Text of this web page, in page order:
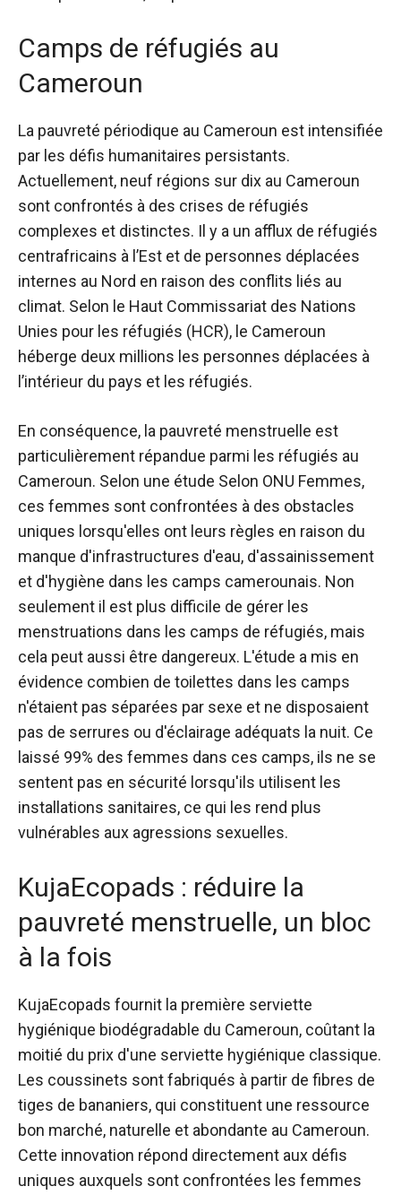
Camps de réfugiés au
Cameroun
La pauvreté périodique au Cameroun est intensifiée
par les défis humanitaires persistants.
Actuellement, neuf régions sur dix au Cameroun
sont confrontés à des crises de réfugiés
complexes et distinctes. Il y a un afflux de réfugiés
centrafricains à l’Est et de personnes déplacées
internes au Nord en raison des conflits liés au
climat. Selon le Haut Commissariat des Nations
Unies pour les réfugiés (HCR), le Cameroun
héberge deux millions les personnes déplacées à
l’intérieur du pays et les réfugiés.
En conséquence, la pauvreté menstruelle est
particulièrement répandue parmi les réfugiés au
Cameroun. Selon une étude Selon ONU Femmes,
ces femmes sont confrontées à des obstacles
uniques lorsqu'elles ont leurs règles en raison du
manque d'infrastructures d'eau, d'assainissement
et d'hygiène dans les camps camerounais. Non
seulement il est plus difficile de gérer les
menstruations dans les camps de réfugiés, mais
cela peut aussi être dangereux. L'étude a mis en
évidence combien de toilettes dans les camps
n'étaient pas séparées par sexe et ne disposaient
pas de serrures ou d'éclairage adéquats la nuit. Ce
laissé 99% des femmes dans ces camps, ils ne se
sentent pas en sécurité lorsqu'ils utilisent les
installations sanitaires, ce qui les rend plus
vulnérables aux agressions sexuelles.
KujaEcopads : réduire la
pauvreté menstruelle, un bloc
à la fois
KujaEcopads fournit la première serviette
hygiénique biodégradable du Cameroun, coûtant la
moitié du prix d'une serviette hygiénique classique.
Les coussinets sont fabriqués à partir de fibres de
tiges de bananiers, qui constituent une ressource
bon marché, naturelle et abondante au Cameroun.
Cette innovation répond directement aux défis
uniques auxquels sont confrontées les femmes